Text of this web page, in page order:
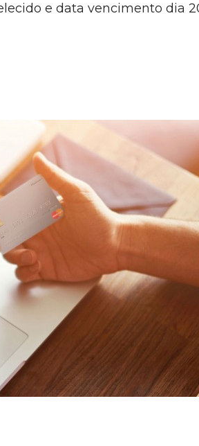
e data vencimento dia